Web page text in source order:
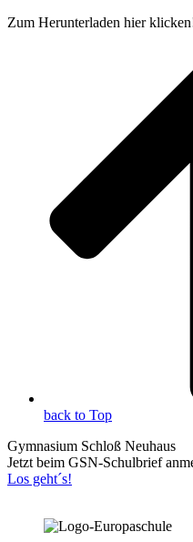
Zum Herunterladen hier
back to Top
Gymnasium Schloß Neuhaus
Jetzt beim GSN-Schulbrief
Los geht´s!